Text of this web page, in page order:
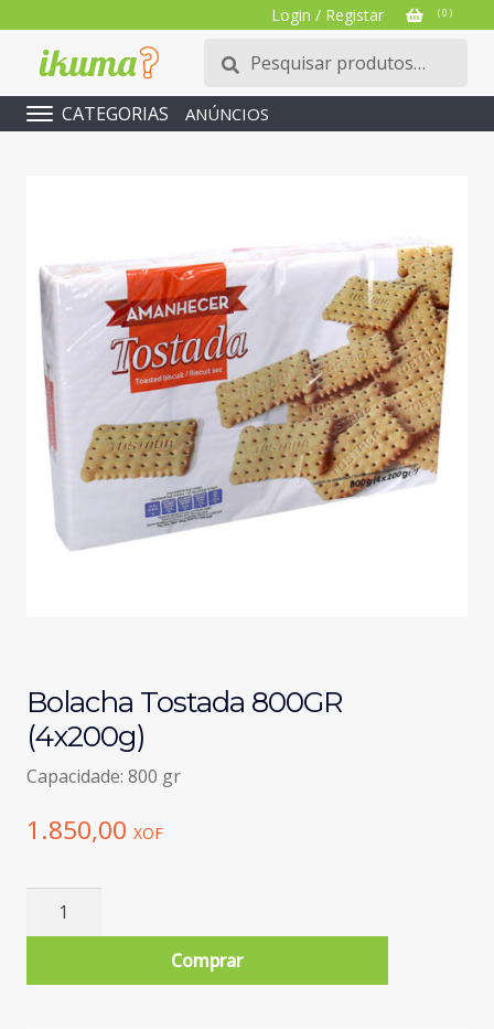
Login / Registar ( 0 )
Pesquisar
por:
Pesquisa
CATEGORIAS ANÚNCIOS
Bolacha Tostada 800GR
(4x200g)
Capacidade: 800 gr
1.850,00 XOF
Quantidade
Tostada
Comprar